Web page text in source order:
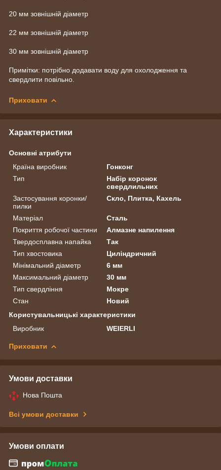
20 мм зовнішній діаметр
22 мм зовнішній діаметр
30 мм зовнішній діаметр
Примітки: потрібно додавати воду для охолодження та
свердлити повільно.
Приховати
Характеристики
Основні атрибути
Країна виробник
Гонконг
Тип
Набір коронок
свердлильних
Застосування коронки/
пилки
Скло, Плитка, Кахель
Матеріал
Сталь
Покриття робочої частини
Алмазне напилення
Твердосплавна напайка
Так
Тип хвостовика
Циліндричний
Мінімальний діаметр
6 мм
Максимальний діаметр
30 мм
Тип свердління
Мокре
Стан
Новий
Користувальницькі характеристики
Виробник
WEIERLI
Приховати
Умови доставки
Нова Пошта
Всі умови доставки
Умови оплати